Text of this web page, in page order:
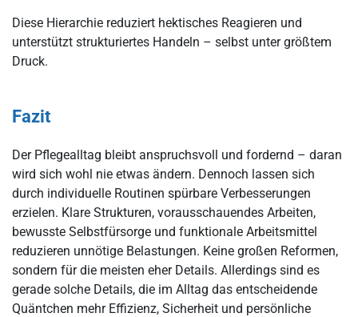
Diese Hierarchie reduziert hektisches Reagieren und
unterstützt strukturiertes Handeln – selbst unter größtem
Druck.
Fazit
Der Pflegealltag bleibt anspruchsvoll und fordernd – daran
wird sich wohl nie etwas ändern. Dennoch lassen sich
durch individuelle Routinen spürbare Verbesserungen
erzielen. Klare Strukturen, vorausschauendes Arbeiten,
bewusste Selbstfürsorge und funktionale Arbeitsmittel
reduzieren unnötige Belastungen. Keine großen Reformen,
sondern für die meisten eher Details. Allerdings sind es
gerade solche Details, die im Alltag das entscheidende
Quäntchen mehr Effizienz, Sicherheit und persönliche